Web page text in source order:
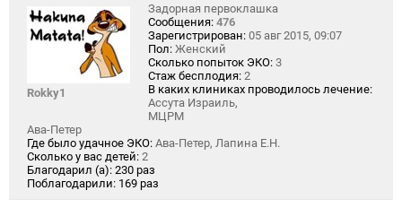
Rokky1
Задорная первоклашка
Сообщения: 476
Зарегистрирован: 05 авг 2015, 09:07
Пол: Женский
Сколько попыток ЭКО: 3
Стаж бесплодия: 2
В каких клиниках проводилось лечение:
Ассута Израиль,
МЦРМ
Ава-Петер
Где было удачное ЭКО: Ава-Петер, Лапина Е.Н.
Сколько у вас детей: 2
Благодарил (а): 230 раз
Поблагодарили: 169 раз